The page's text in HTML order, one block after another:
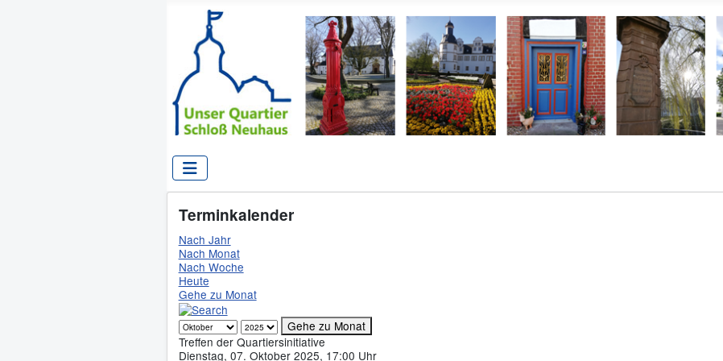
Terminkalender
Nach Jahr
Nach Monat
Nach Woche
Heute
Gehe zu Monat
Gehe zu Monat
Treffen der Quartiersinitiative
Dienstag, 07. Oktober 2025, 17:00 Uhr